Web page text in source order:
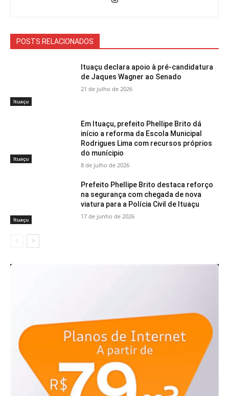
POSTS RELACIONADOS
Ituaçu
Ituaçu declara apoio à pré-candidatura
de Jaques Wagner ao Senado
21 de julho de 2026
Ituaçu
Em Ituaçu, prefeito Phellipe Brito dá
início a reforma da Escola Municipal
Rodrigues Lima com recursos próprios
do munícipio
8 de julho de 2026
Ituaçu
Prefeito Phellipe Brito destaca reforço
na segurança com chegada de nova
viatura para a Polícia Civil de Ituaçu
17 de junho de 2026